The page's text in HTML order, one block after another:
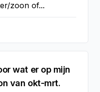
zoon of...
wat er op mijn
van okt-mrt.